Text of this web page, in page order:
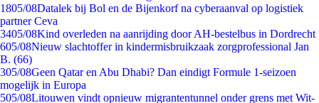
1805/08Datalek bij Bol en de Bijenkorf na cyberaanval op logistiek
partner Ceva
3405/08Kind overleden na aanrijding door AH-bestelbus in Dordrecht
605/08Nieuw slachtoffer in kindermisbruikzaak zorgprofessional Jan
B. (66)
305/08Geen Qatar en Abu Dhabi? Dan eindigt Formule 1-seizoen
mogelijk in Europa
505/08Litouwen vindt opnieuw migrantentunnel onder grens met Wit-